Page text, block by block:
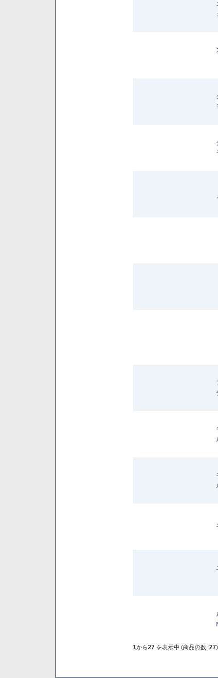
1から27 を表示中 (商品の数: 27)